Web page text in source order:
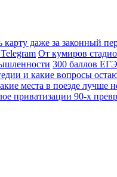
карту даже за законный
От кумиров
300 баллов
и какие вопросы
места в поезде лучше
приватизации 90-х